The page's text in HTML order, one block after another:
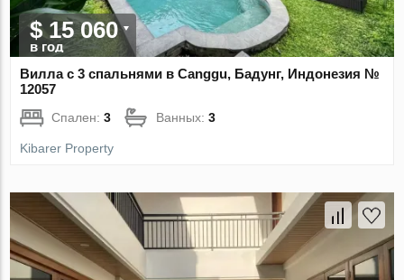
$ 15 060
в год
Вилла с 3 спальнями в Canggu, Бадунг, Индонезия №
12057
Спален:3 Ванных:3
Kibarer Property